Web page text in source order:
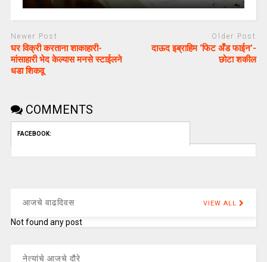
Newer Post
घर विक्री करताना शाकाहारी-
मांसाहारी भेद केल्यास मनसे स्टाईलने
धडा शिकवू
Older Post
दाऊद इब्राहिम ‘फिट अँड फाईन’-
छोटा शकील
COMMENTS
FACEBOOK:
आजचे वाढदिवस VIEW ALL
Not found any post
नेत्यांचे आजचे दौरे